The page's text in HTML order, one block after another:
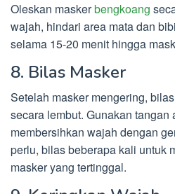
Oleskan maskerbengkoang
wajah, hindari area mata dan
selama 15-20 menit hingga
8. Bilas Masker
Setelah masker mengering,
secara lembut. Gunakan tangan
membersihkan wajah dengan
perlu, bilas beberapa kali untuk
masker yang tertinggal.